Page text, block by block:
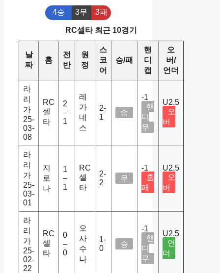
4승 3무 3패
RC셀타 최근 10경기
날
짜
홈
전
반
원
정
스
코
어
승/패
핸
디
캡
오
버/
언더
라
리
가
25-
03-
08
RC
셀
타
2
–
1
레
가
네
스
2-
1
승
-1
핸
디
무
U2.5
오
버
라
리
가
25-
03-
01
지
로
나
1
–
1
RC
셀
타
2-
2
무
-1
홈
패
U2.5
오
버
라
리
가
25-
02-
22
RC
셀
타
0
–
0
오
사
수
나
1-
0
승
-1
핸
디
무
U2.5
언
더